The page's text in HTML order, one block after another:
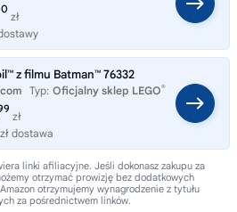
zł
z filmu Batman™ 76332
Typ: Oficjalny sklep LEGO®
zł
dostawa
linki afiliacyjne. Jeśli dokonasz zakupu za
otrzymać prowizję bez dodatkowych
otrzymujemy wynagrodzenie z tytułu
za pośrednictwem linków.